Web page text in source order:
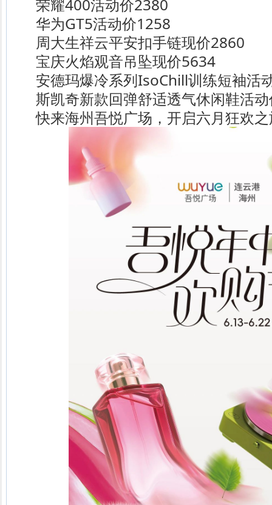
荣耀400活动价2380
华为GT5活动价1258
周大生祥云平安扣手链现价2860
宝庆火焰观音吊坠现价5634
安德玛爆冷系列IsoChill训练短袖活
斯凯奇新款回弹舒适透气休闲鞋活
快来海州吾悦广场，开启六月狂欢